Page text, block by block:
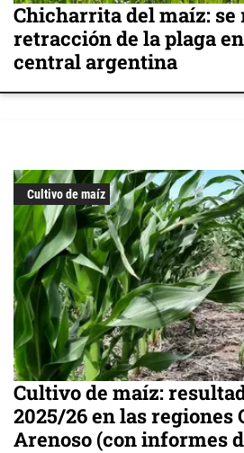
Chicharrita del maíz: se
retracción de la plaga
central argentina
Cultivo de maíz
Cultivo de maíz:
2025/26 en las regiones
Arenoso (con informes